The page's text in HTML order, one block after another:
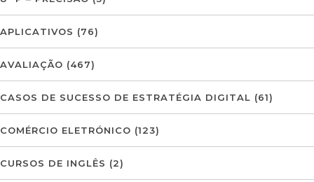
APLICATIVOS (76)
AVALIAÇÃO (467)
CASOS DE SUCESSO DE ESTRATÉGIA DIGITAL (61)
COMÉRCIO ELETRÓNICO (123)
CURSOS DE INGLÊS (2)